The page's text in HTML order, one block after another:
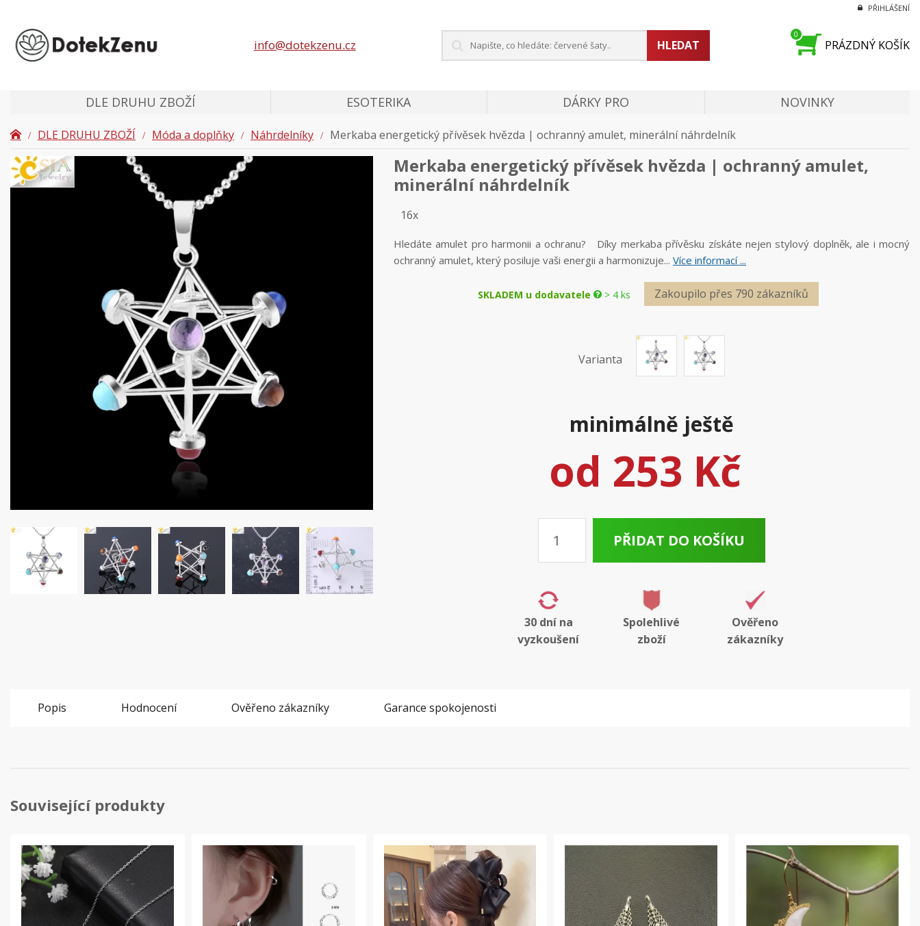
info@dotekzenu.cz HLEDAT
PŘIHLÁŠENÍ
0
PRÁZDNÝ KOŠÍK
DLE DRUHU ZBOŽÍ ESOTERIKA DÁRKY PRO NOVINKY
DLE DRUHU ZBOŽÍ Móda a doplňky Náhrdelníky Merkaba energetický přívěsek hvězda | ochranný amulet, minerální náhrdelník
Merkaba energetický přívěsek hvězda | ochranný amulet,
minerální náhrdelník
16x
Hledáte amulet pro harmonii a ochranu? Díky merkaba přívěsku získáte nejen stylový doplněk, ale i mocný
ochranný amulet, který posiluje vaši energii a harmonizuje... Více informací ...
SKLADEM u dodavatele > 4 ks Zakoupilo přes 790 zákazníků
Varianta
minimálně ještě
od 253 Kč
PŘIDAT DO KOŠÍKU
30 dní na
vyzkoušení
Spolehlivé
zboží
Ověřeno
zákazníky
Popis Hodnocení Ověřeno zákazníky Garance spokojenosti
Související produkty